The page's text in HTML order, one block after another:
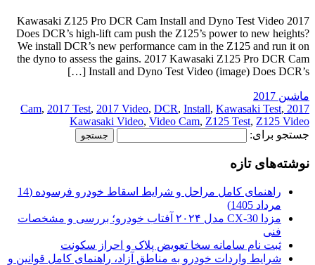
2017 Kawasaki Z125 Pro DCR Cam Install and Dyno Test Video
Does DCR’s high-lift cam push the Z125’s power to new heights?
We install DCR’s new performance cam in the Z125 and run it on
the dyno to assess the gains. 2017 Kawasaki Z125 Pro DCR Cam
Install and Dyno Test Video (image) Does DCR’s […]
ماشین 2017
2017 Cam
, 2017 Test, 2017 Video, DCR, Install, Kawasaki Test,
Kawasaki Video, Video Cam, Z125 Test, Z125 Video
جستجو برای:
نوشته‌های تازه
راهنمای کامل مراحل و شرایط اسقاط خودرو فرسوده (14
مرداد 1405)
مزدا CX-30 مدل ۲۰۲۴ آفتاب خودرو؛ بررسی و مشخصات
فنی
ثبت نام سامانه سخا تعویض پلاک و احراز سکونت
شرایط واردات خودرو به مناطق آزاد، راهنمای کامل قوانین و